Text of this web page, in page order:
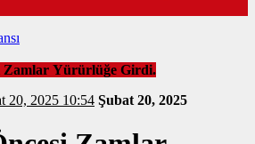
Zamlar Yürürlüğe Girdi.
Şubat 20, 2025 10:54 Şubat 20, 2025